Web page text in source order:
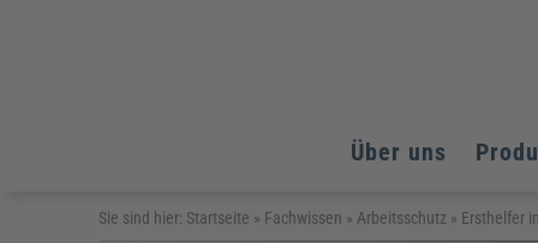
Über uns
Arbeitsschutz
Arbeitsschutz
Arbeitsschutz
Sie sind hier: Startseite » Fachwissen »Arbeitsschutz » Ersthelfer